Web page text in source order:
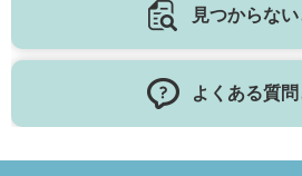
見つからな
よくある質